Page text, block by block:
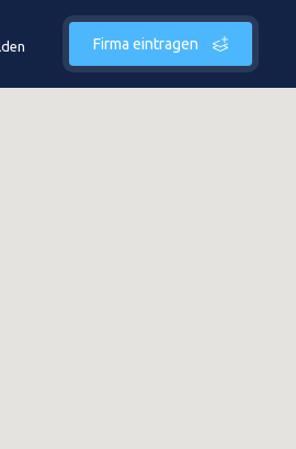
Firma eintragen